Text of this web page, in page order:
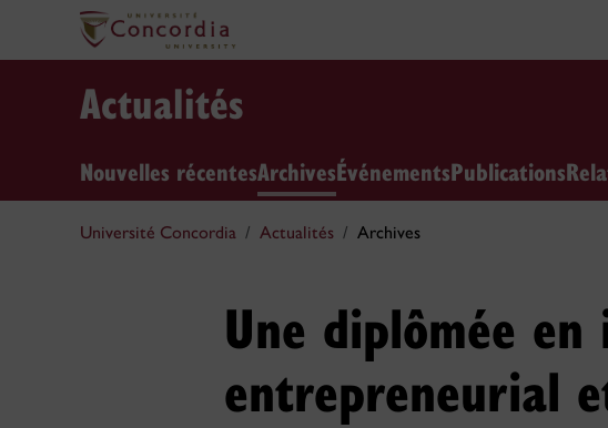
Actualités
Nouvelles récentesArchivesÉvénementsPublications
Université Concordia Actualités Archives
Une diplômée
entrepreneurial